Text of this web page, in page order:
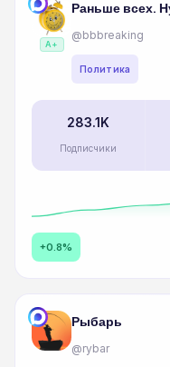
A+
Раньше всех.
@bbbreaking
Политика
283.1K
Подписчики
+0.8%
Рыбарь
@rybar